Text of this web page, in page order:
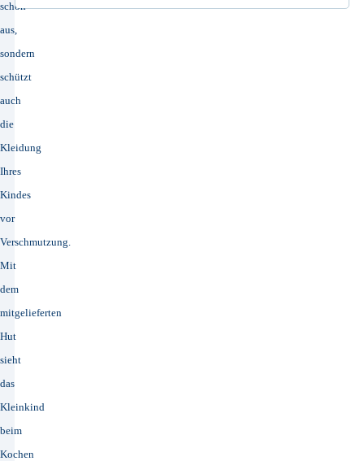
schön
aus,
sondern
schützt
auch
die
Kleidung
Ihres
Kindes
vor
Verschmutzung.
Mit
dem
mitgelieferten
Hut
sieht
das
Kleinkind
beim
Kochen